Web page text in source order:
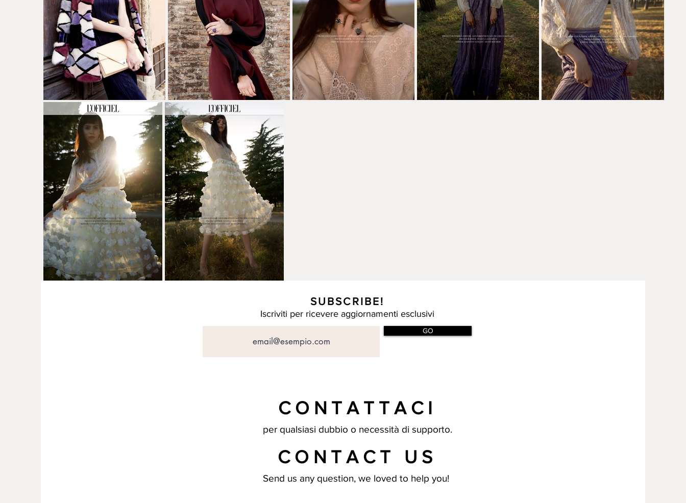
CONTATTACI
per qualsiasi dubbio o necessità di supporto.
CONTACT US
Send us any question, we loved to help you!
SUBSCRIBE!
Iscriviti per ricevere aggiornamenti esclusivi
GO